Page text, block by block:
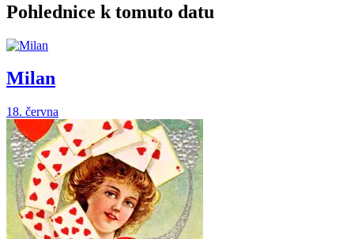
Pohlednice k tomuto datu
Milan
18. června